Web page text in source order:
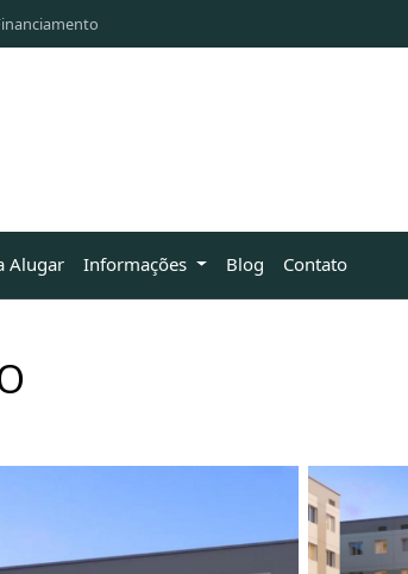
Alugar Informações Blog Contato